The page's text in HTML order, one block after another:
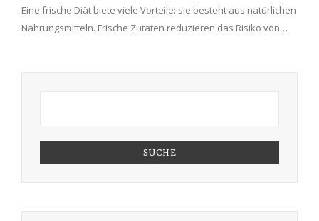
Eine frische Diät biete viele Vorteile: sie besteht aus natürlichen
Nahrungsmitteln. Frische Zutaten reduzieren das Risiko von…
SUCHE